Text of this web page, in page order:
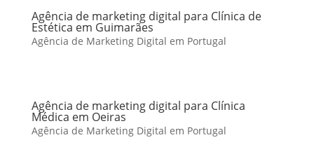
Agência de marketing digital para Clínica de
Estética em Guimarães
Agência de Marketing Digital em Portugal
Agência de marketing digital para Clínica
Médica em Oeiras
Agência de Marketing Digital em Portugal